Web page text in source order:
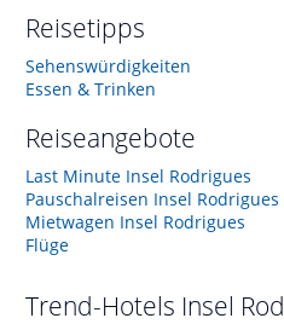
Reisetipps
Sehenswürdigkeiten
Essen & Trinken
Reiseangebote
Last Minute Insel Rodrigues
Pauschalreisen Insel Rodrigues
Mietwagen Insel Rodrigues
Flüge
Trend-Hotels Insel